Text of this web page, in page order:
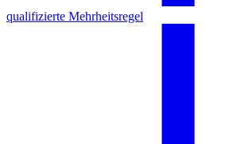
qualifizierte Mehrheitsregel